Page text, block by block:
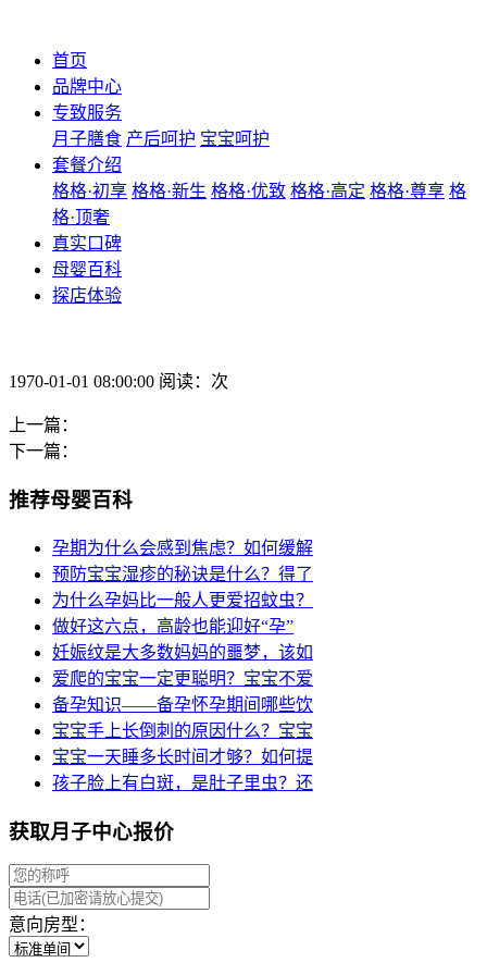
首页
品牌中心
专致服务
月子膳食 产后呵护 宝宝呵护
套餐介绍
格格·初享 格格·新生 格格·优致 格格·高定 格格·尊享 格
格·顶奢
真实口碑
母婴百科
探店体验
1970-01-01 08:00:00 阅读：次
上一篇：
下一篇：
推荐母婴百科
孕期为什么会感到焦虑？如何缓解
预防宝宝湿疹的秘诀是什么？得了
为什么孕妈比一般人更爱招蚊虫？
做好这六点，高龄也能迎好“孕”
妊娠纹是大多数妈妈的噩梦，该如
爱爬的宝宝一定更聪明？宝宝不爱
备孕知识——备孕怀孕期间哪些饮
宝宝手上长倒刺的原因什么？宝宝
宝宝一天睡多长时间才够？如何提
孩子脸上有白斑，是肚子里虫？还
获取月子中心报价
意向房型：